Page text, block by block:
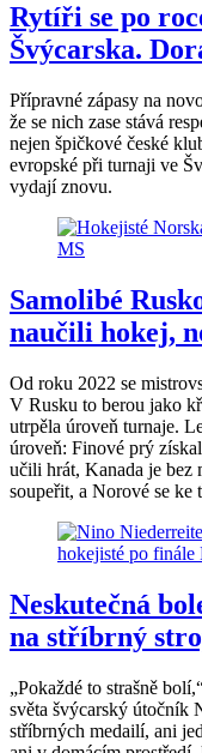
Rytíři se po
Švýcarska.
Přípravné zápasy na
že se nich zase stává
nejen špičkové české
evropské při turnaji ve
vydají znovu.
Samolibé
naučili hokej,
Od roku 2022 se
V Rusku to berou jako
utrpěla úroveň turnaje.
úroveň: Finové prý
učili hrát, Kanada je bez
soupeřit, a Norové se ke
Neskutečná
na stříbrný
„Pokaždé to strašně
světa švýcarský útočník
stříbrných medailí, ani